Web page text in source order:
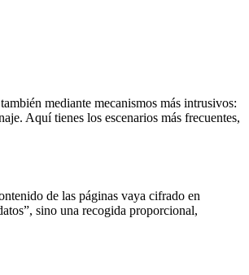
mediante mecanismos más intrusivos:
Aquí tienes los escenarios más frecuentes,
de las páginas vaya cifrado en
sino una recogida proporcional,